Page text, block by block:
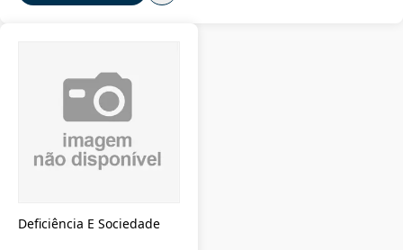
Deficiência E Sociedade